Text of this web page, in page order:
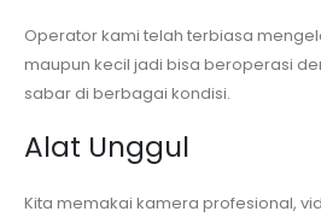
Operator kami telah terbiasa
maupun kecil jadi bisa beroperasi
sabar di berbagai kondisi.
Alat Unggul
Kita memakai kamera profesional,